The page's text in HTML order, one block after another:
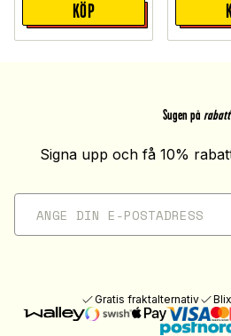
KÖP
Sugen på rabatt
Signa upp och få 10%
Gratis fraktalternativ